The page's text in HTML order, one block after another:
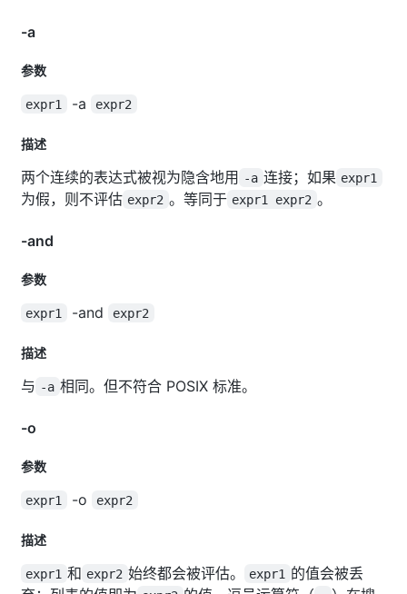
-a
参数
expr1 -a expr2
描述
两个连续的表达式被视为隐含地用 -a 连接；如果 expr1
为假，则不评估 expr2 。等同于 expr1 expr2 。
-and
参数
expr1 -and expr2
描述
与 -a 相同。但不符合 POSIX 标准。
-o
参数
expr1 -o expr2
描述
expr1 和 expr2 始终都会被评估。 expr1 的值会被丢